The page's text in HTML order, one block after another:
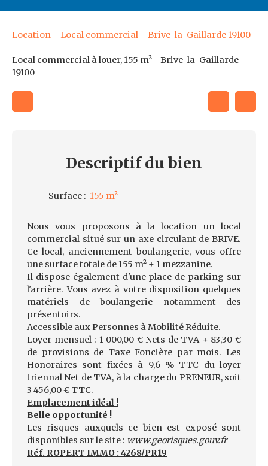
Location Local commercial Brive-la-Gaillarde 19100
Local commercial à louer, 155 m² - Brive-la-Gaillarde
19100
Descriptifdu bien
Surface : 155 m²
Nous vous proposons à la location un local
commercial situé sur un axe circulant de BRIVE.
Ce local, anciennement boulangerie, vous offre
une surface totale de 155 m² + 1 mezzanine.
Il dispose également d'une place de parking sur
l'arrière. Vous avez à votre disposition quelques
matériels de boulangerie notamment des
présentoirs.
Accessible aux Personnes à Mobilité Réduite.
Loyer mensuel : 1 000,00 € Nets de TVA + 83,30 €
de provisions de Taxe Foncière par mois. Les
Honoraires sont fixées à 9,6 % TTC du loyer
triennal Net de TVA, à la charge du PRENEUR, soit
3 456,00 € TTC.
Emplacement idéal !
Belle opportunité !
Les risques auxquels ce bien est exposé sont
disponibles sur le site : www.georisques.gouv.fr
Réf. ROPERT IMMO : 4268/PR19